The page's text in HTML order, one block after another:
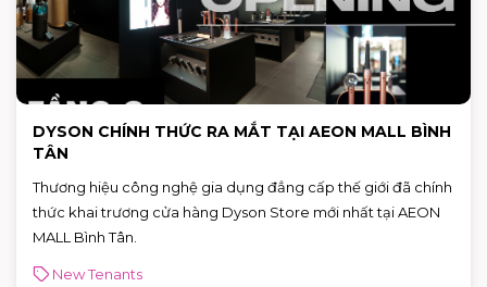
DYSON CHÍNH THỨC RA MẮT TẠI AEON MALL BÌNH
TÂN
Thương hiệu công nghệ gia dụng đẳng cấp thế giới đã chính
thức khai trương cửa hàng Dyson Store mới nhất tại AEON
MALL Bình Tân.
New Tenants